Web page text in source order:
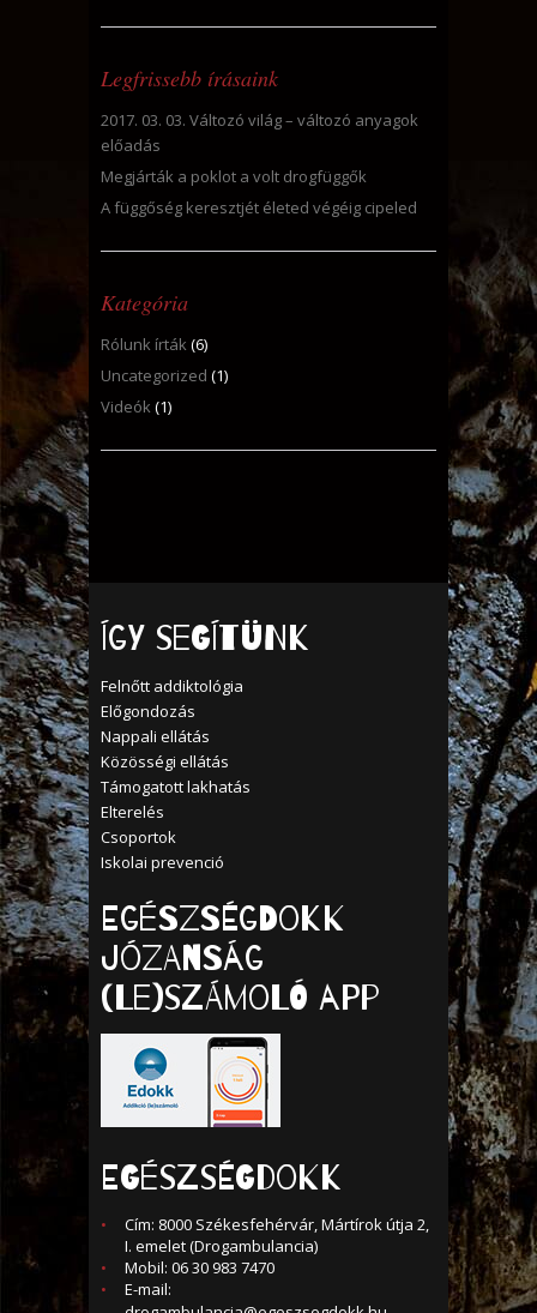
Legfrissebb írásaink
2017. 03. 03. Változó világ – változó anyagok
előadás
Megjárták a poklot a volt drogfüggők
A függőség keresztjét életed végéig cipeled
Kategória
Rólunk írták(6)
Uncategorized (1)
Videók(1)
Így segítünk
Felnőtt addiktológia
Előgondozás
Nappali ellátás
Közösségi ellátás
Támogatott lakhatás
Elterelés
Csoportok
Iskolai prevenció
Egészségdokk
Józanság
(Le)számoló APP
EGÉSZSÉGDOKK
Cím: 8000 Székesfehérvár, Mártírok útja 2,
I. emelet (Drogambulancia)
Mobil: 06 30 983 7470
E-mail: